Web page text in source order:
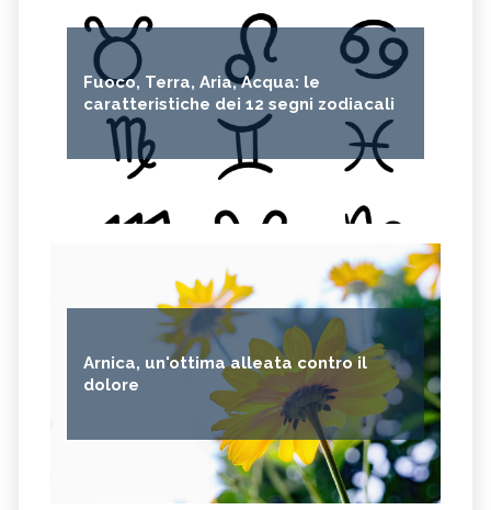
Fuoco, Terra, Aria, Acqua: le
caratteristiche dei 12 segni zodiacali
Arnica, un'ottima alleata contro il
dolore